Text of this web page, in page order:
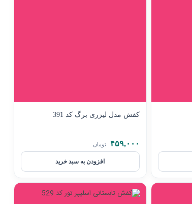
کفش مدل لیزری برگ کد 391
۴۵۹,۰۰۰ تومان
افزودن به سبد خرید